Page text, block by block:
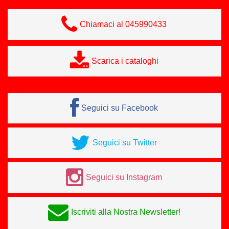
Chiamaci al 045990433
Scarica i cataloghi
Seguici su Facebook
Seguici su Twitter
Seguici su Instagram
Iscriviti alla Nostra Newsletter!